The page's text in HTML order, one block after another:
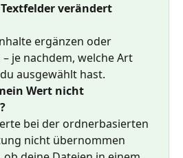
verändert
ergänzen oder
je nachdem, welche Art
ausgewählt hast.
Wert nicht
bei der ordnerbasierten
nicht übernommen